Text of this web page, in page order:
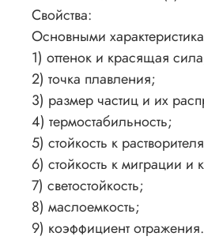
Свойства:
Основными
1) оттенок и красящая
2) точка плавления;
3) размер частиц и их
4) термостабильность;
5) стойкость к
6) стойкость к миграции
7) светостойкость;
8) маслоемкость;
9) коэффициент отражения.